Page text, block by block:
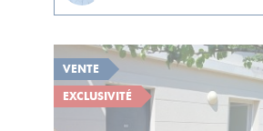
VENTE
EXCLUSIVITÉ